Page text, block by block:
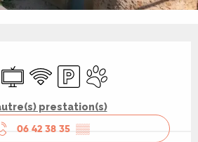
Télévision
WiFi ParkingAnimaux acceptés
prestation(s)
06 42 38 35 ▒▒